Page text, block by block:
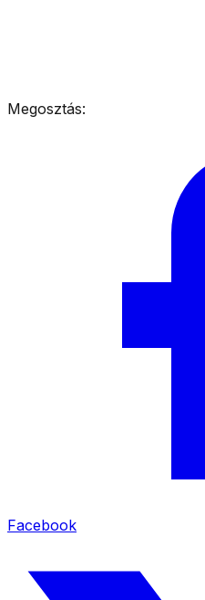
Megosztás:
Facebook